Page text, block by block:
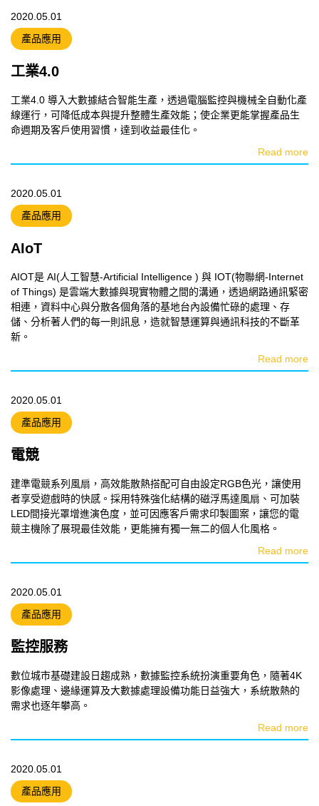
2020.05.01
產品應用
工業4.0
工業4.0 導入大數據結合智能生產，透過電腦監控與機械全自動化產
線運行，可降低成本與提升整體生產效能；使企業更能掌握產品生
命週期及客戶使用習慣，達到收益最佳化。
Read more
2020.05.01
產品應用
AIoT
AIOT是 AI(人工智慧-Artificial Intelligence ) 與 IOT(物聯網-Internet
of Things) 是雲端大數據與現實物體之間的溝通，透過網路通訊緊密
相連，資料中心與分散各個角落的基地台內設備忙碌的處理、存
儲、分析著人們的每一則訊息，造就智慧運算與通訊科技的不斷革
新。
Read more
2020.05.01
產品應用
電競
建準電競系列風扇，高效能散熱搭配可自由設定RGB色光，讓使用
者享受遊戲時的快感。採用特殊強化結構的磁浮馬達風扇、可加裝
LED間接光罩增進演色度，並可因應客戶需求印製圖案，讓您的電
競主機除了展現最佳效能，更能擁有獨一無二的個人化風格。
Read more
2020.05.01
產品應用
監控服務
數位城市基礎建設日趨成熟，數據監控系統扮演重要角色，隨著4K
影像處理、邊緣運算及大數據處理設備功能日益強大，系統散熱的
需求也逐年攀高。
Read more
2020.05.01
產品應用